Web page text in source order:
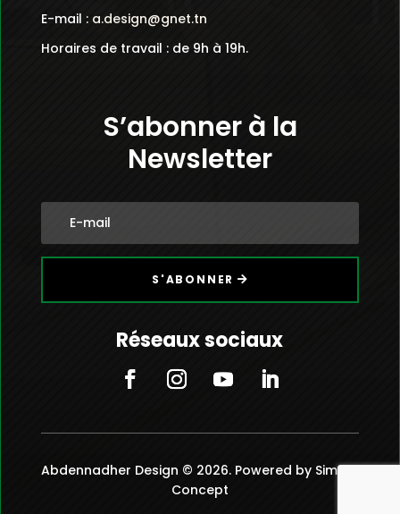
E-mail : a.design@gnet.tn
Horaires de travail : de 9h à 19h.
S’abonner à la
Newsletter
S'ABONNER
Réseaux sociaux
Abdennadher Design © 2026. Powered by Simple
Concept